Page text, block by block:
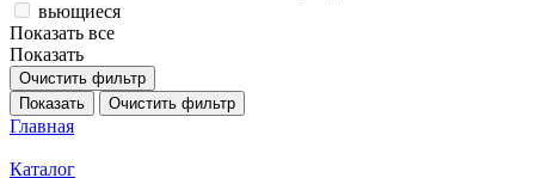
вьющиеся
Показать все
Показать
Очистить фильтр
Показать
Очистить фильтр
Главная
Каталог